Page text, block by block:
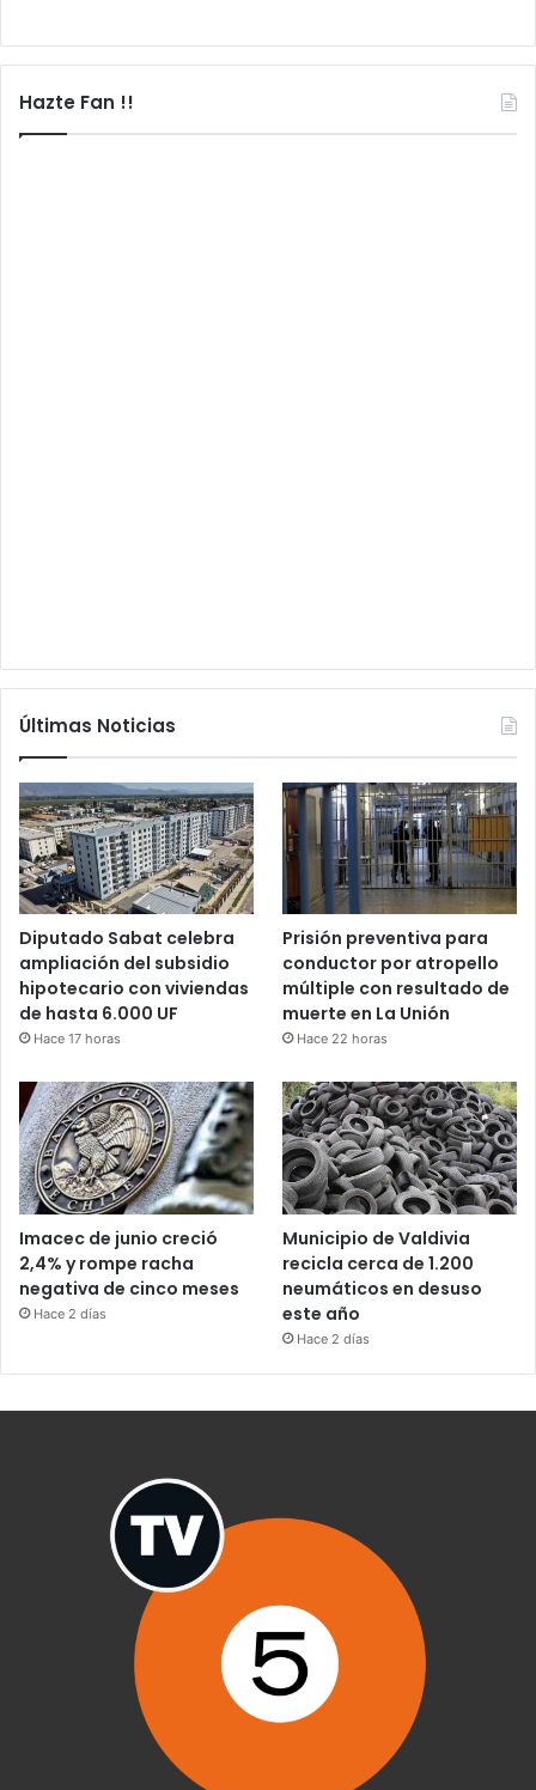
Hazte Fan !!
Últimas Noticias
Diputado Sabat celebra
ampliación del subsidio
hipotecario con viviendas
de hasta 6.000 UF
Hace 17 horas
Prisión preventiva para
conductor por atropello
múltiple con resultado de
muerte en La Unión
Hace 22 horas
Imacec de junio creció
2,4% y rompe racha
negativa de cinco meses
Hace 2 días
Municipio de Valdivia
recicla cerca de 1.200
neumáticos en desuso
este año
Hace 2 días